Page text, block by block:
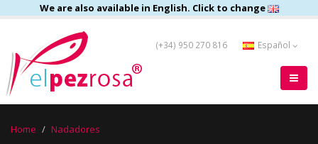
We are also available in English. Click to change
(+34) 950 270 816 Español
Home Nadadores